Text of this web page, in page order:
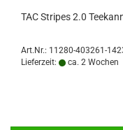
TAC Stripes 2.0
Art.Nr.: 11280-403261-
Lieferzeit:
ca. 2 Wochen